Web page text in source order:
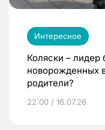
Интересное
Коляски – лидер
новорожденных
родители?
22:00 / 16.07.26